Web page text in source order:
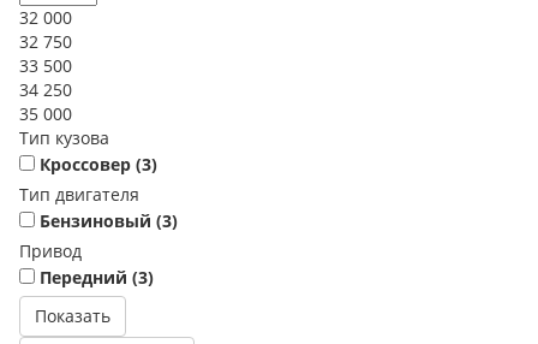
32 000
32 750
33 500
34 250
35 000
Тип кузова
Кроссовер (3)
Тип двигателя
Бензиновый (3)
Привод
Передний (3)